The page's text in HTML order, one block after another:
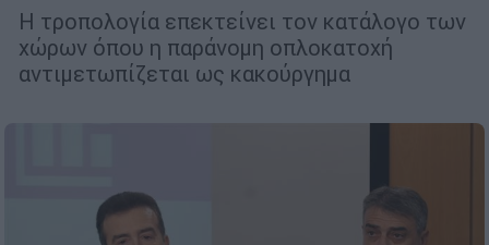
Η τροπολογία επεκτείνει τον κατάλογο των
χώρων όπου η παράνομη οπλοκατοχή
αντιμετωπίζεται ως κακούργημα